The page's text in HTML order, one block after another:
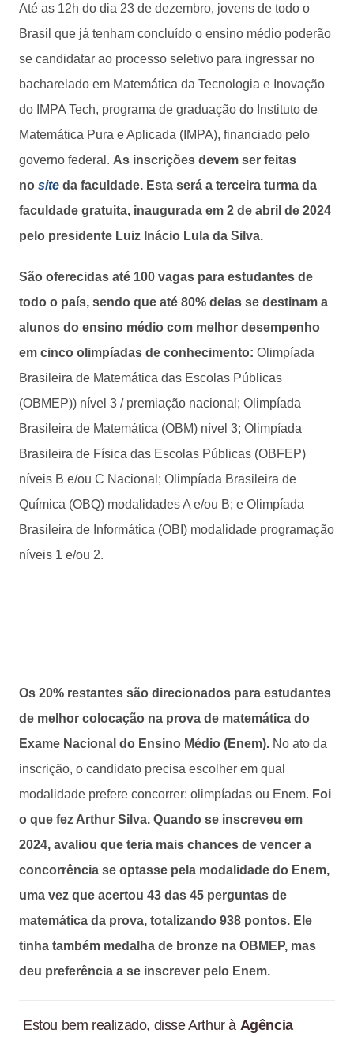
Até as 12h do dia 23 de dezembro, jovens de todo o
Brasil que já tenham concluído o ensino médio poderão
se candidatar ao processo seletivo para ingressar no
bacharelado em Matemática da Tecnologia e Inovação
do IMPA Tech, programa de graduação do Instituto de
Matemática Pura e Aplicada (IMPA), financiado pelo
governo federal. As inscrições devem ser feitas
no site da faculdade. Esta será a terceira turma da
faculdade gratuita, inaugurada em 2 de abril de 2024
pelo presidente Luiz Inácio Lula da Silva.
São oferecidas até 100 vagas para estudantes de
todo o país, sendo que até 80% delas se destinam a
alunos do ensino médio com melhor desempenho
em cinco olimpíadas de conhecimento: Olimpíada
Brasileira de Matemática das Escolas Públicas
(OBMEP)) nível 3 / premiação nacional; Olimpíada
Brasileira de Matemática (OBM) nível 3; Olimpíada
Brasileira de Física das Escolas Públicas (OBFEP)
níveis B e/ou C Nacional; Olimpíada Brasileira de
Química (OBQ) modalidades A e/ou B; e Olimpíada
Brasileira de Informática (OBI) modalidade programação
níveis 1 e/ou 2.
Os 20% restantes são direcionados para estudantes
de melhor colocação na prova de matemática do
Exame Nacional do Ensino Médio (Enem). No ato da
inscrição, o candidato precisa escolher em qual
modalidade prefere concorrer: olimpíadas ou Enem. Foi
o que fez Arthur Silva. Quando se inscreveu em
2024, avaliou que teria mais chances de vencer a
concorrência se optasse pela modalidade do Enem,
uma vez que acertou 43 das 45 perguntas de
matemática da prova, totalizando 938 pontos. Ele
tinha também medalha de bronze na OBMEP, mas
deu preferência a se inscrever pelo Enem.
Estou bem realizado, disse Arthur à Agência